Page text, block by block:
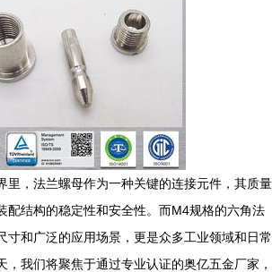
里，法兰螺母作为一种关键的连接元件，其质量
配结构的稳定性和安全性。而M4规格的六角法
寸和广泛的应用场景，更是众多工业领域和日常
，我们将聚焦于通过专业认证的奥亿五金厂家，